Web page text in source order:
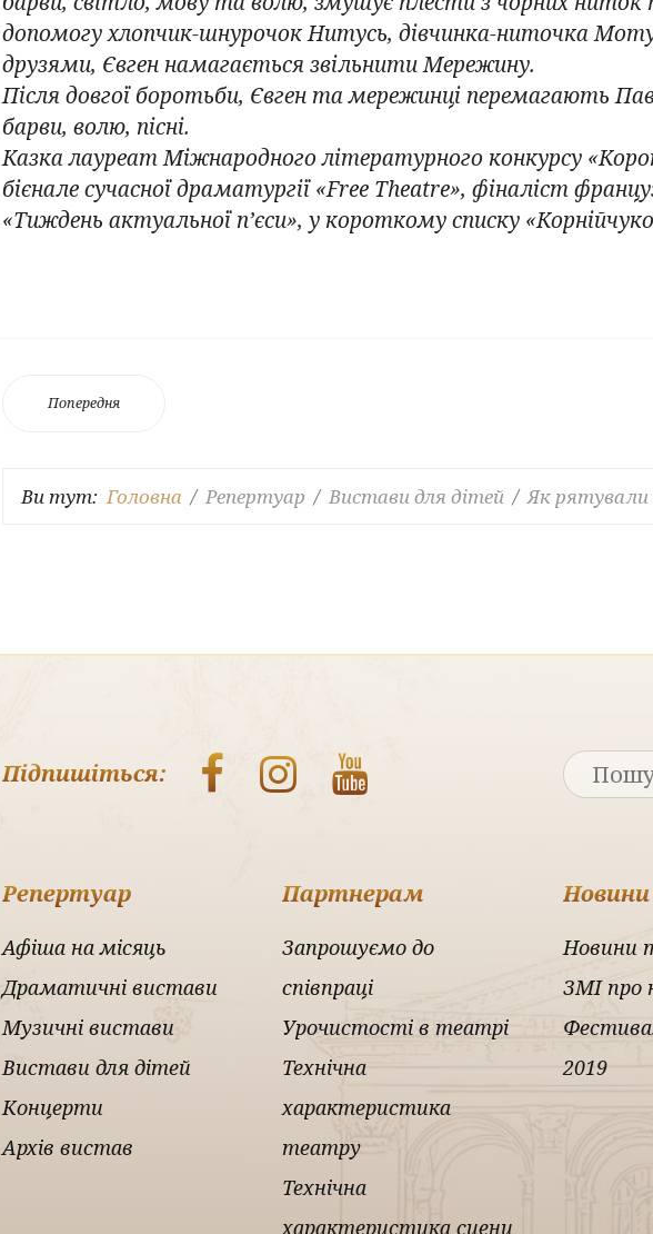
допомогу хлопчик-шнурочок Нитусь, дівчинка-ниточка
друзями, Євген намагається звільнити Мережину.
Після довгої боротьби, Євген та мережинці перемагають
барви, волю, пісні.
Казка лауреат Міжнародного літературного конкурсу
бієнале сучасної драматургії «Free Theatre», фіналіст
«Тиждень актуальної п’єси», у короткому списку
Попередня
Ви тут:Головна Репертуар Вистави для дітей Як рятували
Підпишіться:
Репертуар
Афіша на місяць
Драматичні вистави
Музичні вистави
Вистави для дітей
Концерти
Архів вистав
Партнерам
Запрошуємо до
співпраці
Урочистості в театрі
Технічна
характеристика
театру
Технічна
характеристика сцени
Новини
Новини
ЗМІ про
2019